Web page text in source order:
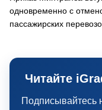
одновременно с
пассажирских
Читайте
Подписывайтесь